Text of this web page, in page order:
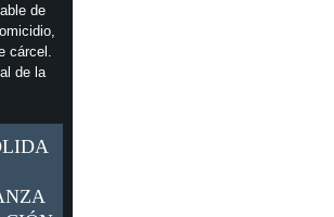
de
cárcel.
de la